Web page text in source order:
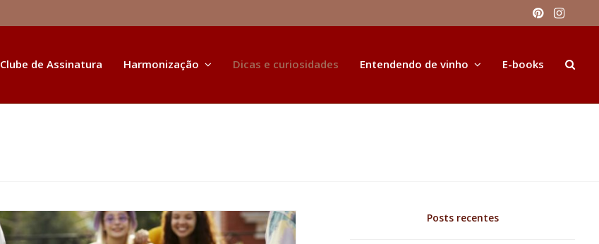
Clube de Assinatura Harmonização Dicas e curiosidades Entendendo de vinho E-books
Posts recentes